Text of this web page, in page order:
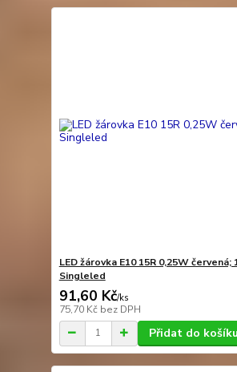
LED žárovka E10 15R 0,25W červená;
Singleled
91,60 Kč/ks
75,70 Kč bez DPH
Přidat do košíku